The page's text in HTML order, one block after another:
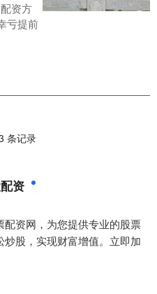
资方
亏提前
条记录
资
资网，为您提供专业的股票
股，实现财富增值。立即加